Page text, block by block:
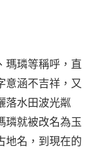
瑪璘等稱呼，直
意涵不吉祥，又
落水田波光粼
璘就被改名為玉
地名，到現在的